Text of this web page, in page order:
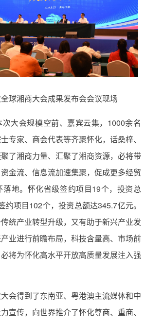
球湘商大会成果发布会会议现场
大会规模空前、嘉宾云集，1000余名
专家、商会代表等齐聚怀化，话桑梓、
了湘商力量、汇聚了湘商资源，必将带
金流、信息流加速集聚，促成更多经贸
地。怀化省级签约项目19个，投资总
约项目102个，投资总额达345.7亿元。
统产业转型升级，又有助于新兴产业发
业进行前瞻布局，科技含量高、市场前
将为怀化高水平开放高质量发展注入强
会得到了东南亚、粤港澳主流媒体和中
宣传，向世界推介了怀化尊商、重商、